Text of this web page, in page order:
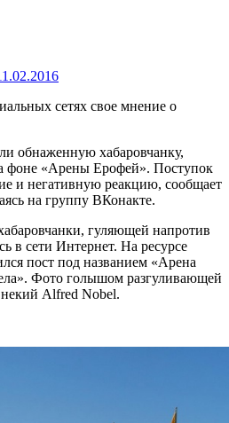
обнаженную хабаровчанку,
фоне «Арены Ерофей». Поступок
и негативную реакцию, сообщает
на группу ВКонакте.
гуляющей напротив
в сети Интернет. На ресурсе
пост под названием «Арена
Фото голышом разгуливающей
Alfred Nobel.